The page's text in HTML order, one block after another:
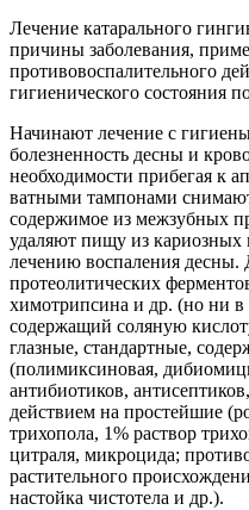
Лечение катарального
причины заболевания,
противовоспалительного
гигиенического состояния
Начинают лечение с
болезненность десны и
необходимости прибегая к
ватными тампонами
содержимое из межзубных
удаляют пищу из кариозных
лечению воспаления десны.
протеолитических
химотрипсина и др. (но ни в
содержащий соляную
глазные, стандартные,
(полимиксиновая,
антибиотиков,
действием на простейшие
трихопола, 1% раствор
цитраля, микроцида;
растительного
настойка чистотела и др.).